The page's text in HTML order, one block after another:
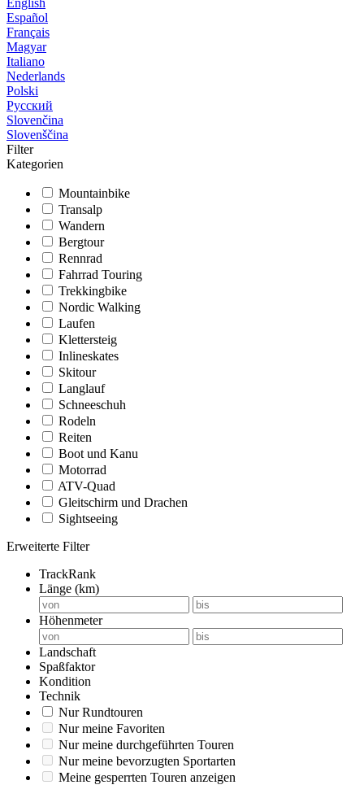
Español
Français
Magyar
Italiano
Nederlands
Polski
Русский
Slovenčina
Slovenščina
Filter
Kategorien
Mountainbike
Transalp
Wandern
Bergtour
Rennrad
Fahrrad Touring
Trekkingbike
Nordic Walking
Laufen
Klettersteig
Inlineskates
Skitour
Langlauf
Schneeschuh
Rodeln
Reiten
Boot und Kanu
Motorrad
ATV-Quad
Gleitschirm und Drachen
Sightseeing
Erweiterte Filter
TrackRank
Länge (km)
Höhenmeter
Landschaft
Spaßfaktor
Kondition
Technik
Nur Rundtouren
Nur meine Favoriten
Nur meine durchgeführten Touren
Nur meine bevorzugten Sportarten
Meine gesperrten Touren anzeigen